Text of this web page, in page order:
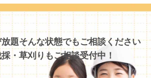
題そんな状態でもご相談ください
・草刈りもご相談受付中！